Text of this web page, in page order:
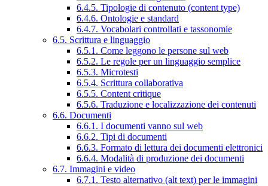
6.4.5. Tipologie di contenuto (content type)
6.4.6. Ontologie e standard
6.4.7. Vocabolari controllati e tassonomie
6.5. Scrittura e linguaggio
6.5.1. Come leggono le persone sul web
6.5.2. Le regole per un linguaggio semplice
6.5.3. Microtesti
6.5.4. Scrittura collaborativa
6.5.5. Content critique
6.5.6. Traduzione e localizzazione dei contenuti
6.6. Documenti
6.6.1. I documenti vanno sul web
6.6.2. Tipi di documenti
6.6.3. Formato di lettura dei documenti elettronici
6.6.4. Modalità di produzione dei documenti
6.7. Immagini e video
6.7.1. Testo alternativo (alt text) per le immagini